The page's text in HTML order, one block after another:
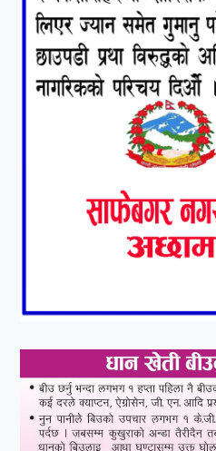
हामी पनि त
कांग्रेसको
तयारी पुरा
आर्थिक बर्ष
आर्थिक बुद्धि